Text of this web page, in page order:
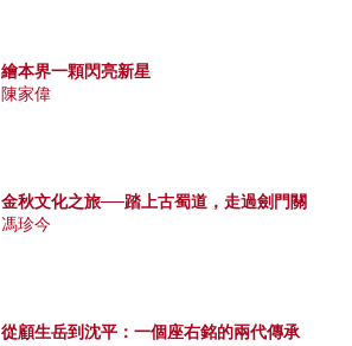
繪本界一顆閃亮新星
陳家偉
金秋文化之旅──踏上古蜀道，走過劍門關
馮珍今
從顧生岳到沈平：一個座右銘的兩代傳承